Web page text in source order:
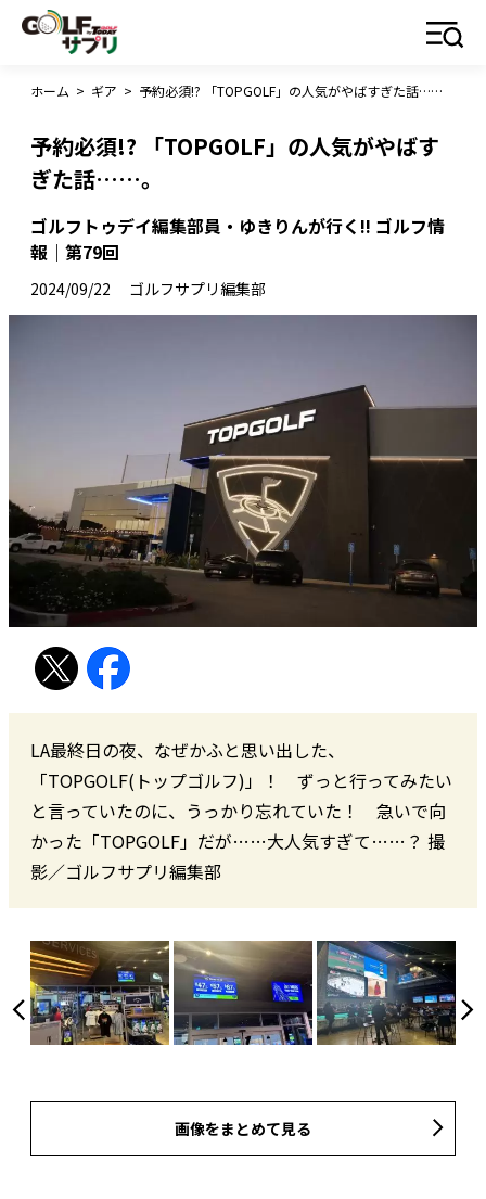
ホーム > ギア > 予約必須!? 「TOPGOLF」の人気がやばすぎた話……。
予約必須!? 「TOPGOLF」の人気がやばす
ぎた話……。
ゴルフトゥデイ編集部員・ゆきりんが行く!! ゴルフ情
報｜第79回
2024/09/22 ゴルフサプリ編集部
LA最終日の夜、なぜかふと思い出した、
「TOPGOLF(トップゴルフ)」！ ずっと行ってみたい
と言っていたのに、うっかり忘れていた！ 急いで向
かった「TOPGOLF」だが……大人気すぎて……？ 撮
影／ゴルフサプリ編集部
画像をまとめて見る